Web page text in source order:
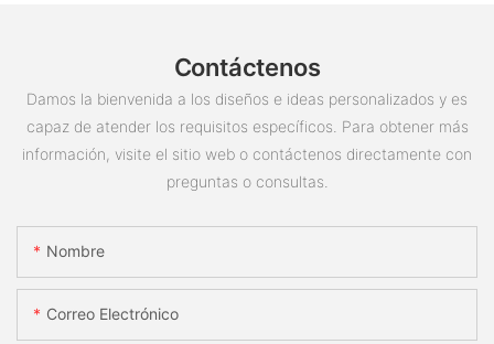
Contáctenos
Damos la bienvenida a los diseños e ideas personalizados y es
capaz de atender los requisitos específicos. Para obtener más
información, visite el sitio web o contáctenos directamente con
preguntas o consultas.
Nombre
Correo Electrónico